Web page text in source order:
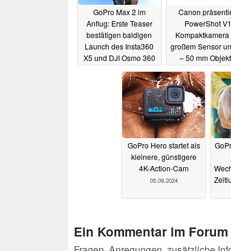
GoPro Max 2 im
Anflug: Erste Teaser
bestätigen baldigen
Launch des Insta360
X5 und DJI Osmo 360
06.07.2025
Canon
PowerShot V1
Kompaktkamera
großem Sensor
– 50 mm
20.02.2025
GoPro Hero startet als
kleinere, günstigere
4K-Action-Cam
05.09.2024
Ein Kommentar im Forum